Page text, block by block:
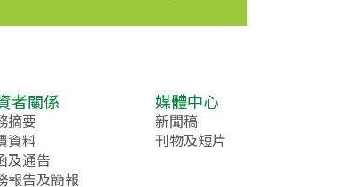
者關係
摘要
資料
及通告
報告及簡報
媒體中心
新聞稿
刊物及短片